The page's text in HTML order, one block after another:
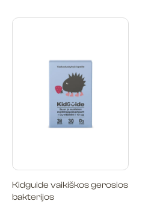
Kidguide vaikiškos gerosios
bakterijos